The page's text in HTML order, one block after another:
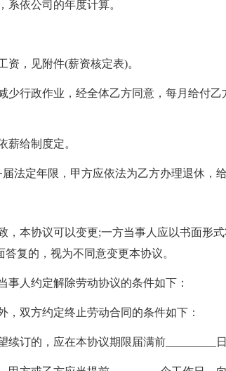
系依公司的年度计算。
资，见附件(薪资核定表)。
少行政作业，经全体乙方同意，每月给付
薪给制度定。
法定年限，甲方应依法为乙方办理退休，给
，本协议可以变更;一方当事人应以书面形
答复的，视为不同意变更本协议。
事人约定解除劳动协议的条件如下：
，双方约定终止劳动合同的条件如下：
续订的，应在本协议期限届满前_________